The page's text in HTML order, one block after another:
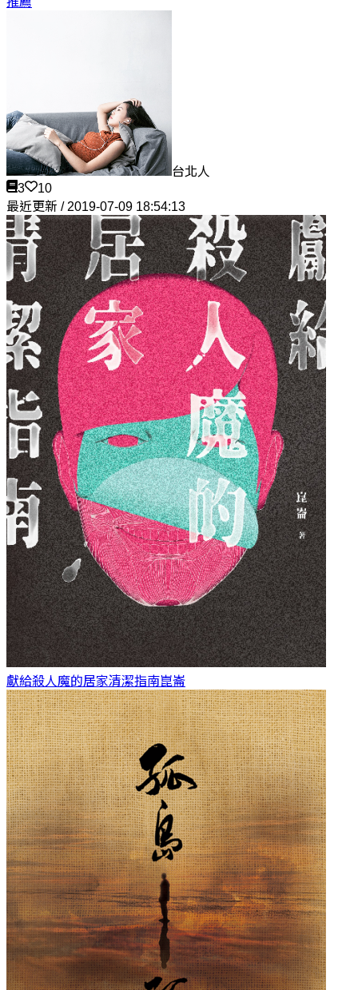
台北人
3
10
最近更新 / 2019-07-09 18:54:13
獻給殺人魔的居家清潔指南崑崙